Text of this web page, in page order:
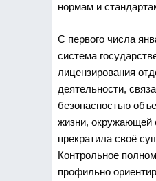
нормам и
С первого числа
система
лицензирования
деятельности,
безопасностью
жизни, окружающей
прекратила своё
Контрольное
профильно